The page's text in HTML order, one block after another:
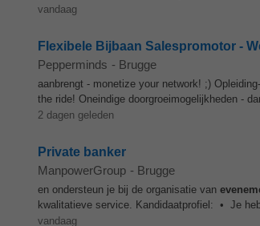
vandaag
Flexibele Bijbaan Salespromotor -
Pepperminds - Brugge
aanbrengt - monetize your network! ;)
the ride! Oneindige doorgroeimogelijkheden -
2 dagen geleden
Private banker
ManpowerGroup - Brugge
en ondersteun je bij de organisatie van
kwalitatieve service. Kandidaatprofiel: • Je
vandaag